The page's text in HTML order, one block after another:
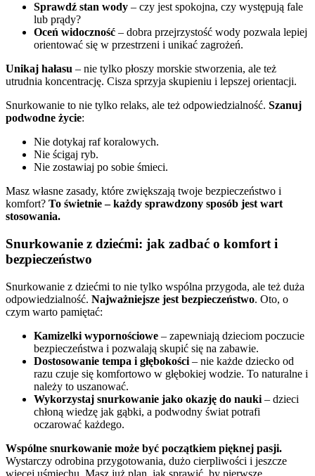
Sprawdź stan wody – czy jest spokojna, czy występują fale
lub prądy?
Oceń widoczność – dobra przejrzystość wody pozwala lepiej
orientować się w przestrzeni i unikać zagrożeń.
Unikaj hałasu – nie tylko płoszy morskie stworzenia, ale też
utrudnia koncentrację. Cisza sprzyja skupieniu i lepszej orientacji.
Snurkowanie to nie tylko relaks, ale też odpowiedzialność. Szanuj
podwodne życie:
Nie dotykaj raf koralowych.
Nie ścigaj ryb.
Nie zostawiaj po sobie śmieci.
Masz własne zasady, które zwiększają twoje bezpieczeństwo i
komfort? To świetnie – każdy sprawdzony sposób jest wart
stosowania.
Snurkowanie z dziećmi: jak zadbać o komfort i
bezpieczeństwo
Snurkowanie z dziećmi to nie tylko wspólna przygoda, ale też duża
odpowiedzialność. Najważniejsze jest bezpieczeństwo. Oto, o
czym warto pamiętać:
Kamizelki wypornościowe – zapewniają dzieciom poczucie
bezpieczeństwa i pozwalają skupić się na zabawie.
Dostosowanie tempa i głębokości – nie każde dziecko od
razu czuje się komfortowo w głębokiej wodzie. To naturalne i
należy to uszanować.
Wykorzystaj snurkowanie jako okazję do nauki – dzieci
chłoną wiedzę jak gąbki, a podwodny świat potrafi
oczarować każdego.
Wspólne snurkowanie może być początkiem pięknej pasji.
Wystarczy odrobina przygotowania, dużo cierpliwości i jeszcze
więcej uśmiechu. Masz już plan, jak sprawić, by pierwsze